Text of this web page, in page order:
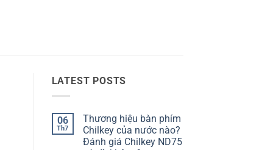
LATEST POSTS
06
Th7
Thương hiệu bàn phím
Chilkey của nước nào?
Đánh giá Chilkey ND75